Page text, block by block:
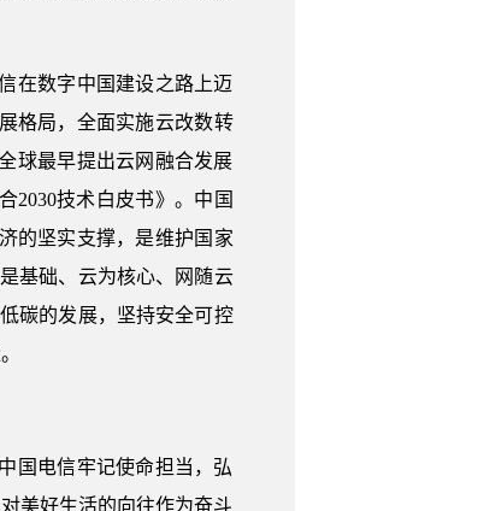
在数字中国建设之路上迈
格局，全面实施云改数转
球最早提出云网融合发展
2030技术白皮书》。中国
的坚实支撑，是维护国家
基础、云为核心、网随云
碳的发展，坚持安全可控
国电信牢记使命担当，弘
美好生活的向往作为奋斗